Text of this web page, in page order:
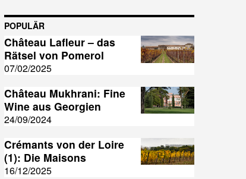
POPULÄR
Château Lafleur – das
Rätsel von Pomerol
07/02/2025
Château Mukhrani: Fine
Wine aus Georgien
24/09/2024
Crémants von der Loire
(1): Die Maisons
16/12/2025